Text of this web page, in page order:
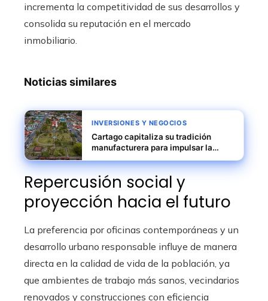
incrementa la competitividad de sus desarrollos y
consolida su reputación en el mercado
inmobiliario.
Noticias similares
INVERSIONES Y NEGOCIOS
Cartago capitaliza su tradición
manufacturera para impulsar la
competitividad internacional
Repercusión social y
proyección hacia el futuro
La preferencia por oficinas contemporáneas y un
desarrollo urbano responsable influye de manera
directa en la calidad de vida de la población, ya
que ambientes de trabajo más sanos, vecindarios
renovados y construcciones con eficiencia